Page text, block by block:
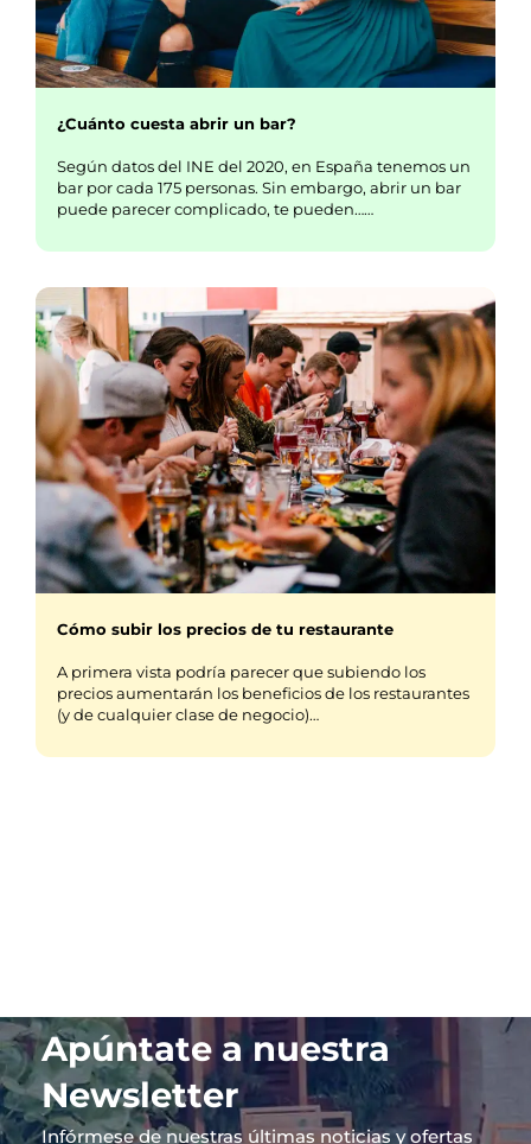
¿Cuánto cuesta abrir un bar?
Según datos del INE del 2020, en España tenemos un
bar por cada 175 personas. Sin embargo, abrir un bar
puede parecer complicado, te pueden……
Cómo subir los precios de tu restaurante
A primera vista podría parecer que subiendo los
precios aumentarán los beneficios de los restaurantes
(y de cualquier clase de negocio)…
Apúntate a nuestra
Newsletter
Infórmese de nuestras últimas noticias y ofertas